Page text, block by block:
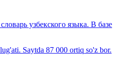
узбекского языка. В базе
Saytda 87 000 ortiq so'z bor.